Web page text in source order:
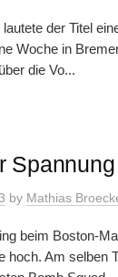
lautete der Titel
Woche in
die Vo...
Spannung
by Mathias
beim Boston-
hoch. Am selben